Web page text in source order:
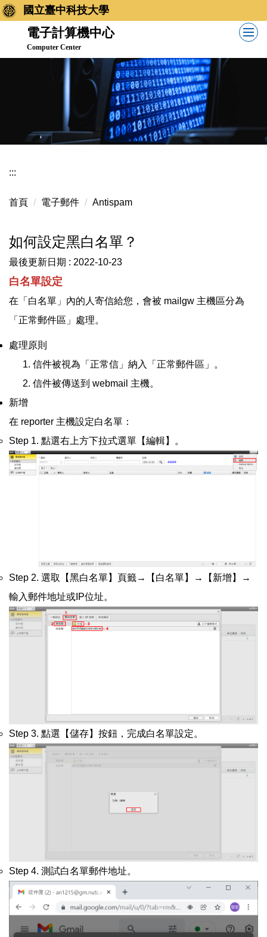
跳
到
國立臺中科技大學
電子計算機中心
Computer Center
:::
首頁 電子郵件 Antispam
如何設定黑白名單？
最後更新日期 : 2022-10-23
白名單設定
在「白名單」內的人寄信給您，會被 mailgw 主機區分為
「正常郵件區」處理。
處理原則
信件被視為「正常信」納入「正常郵件區」。
信件被傳送到 webmail 主機。
新增
在 reporter 主機設定白名單：
Step 1. 點選右上方下拉式選單【編輯】。
Step 2. 選取【黑白名單】頁籤→【白名單】→【新增】→
輸入郵件地址或IP位址。
Step 3. 點選【儲存】按鈕，完成白名單設定。
Step 4. 測試白名單郵件地址。